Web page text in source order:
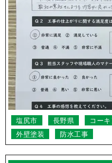
塩尻市 長野県
コー
外壁塗装
防水工事